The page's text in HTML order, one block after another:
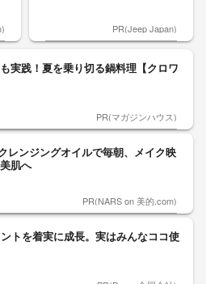
PR(Jeep Japan)
実践！夏を乗り切る鍋料理【クロワ
PR(マガジンハウス)
レンジングオイルで毎朝、メイク映
肌へ
PR(NARS on 美的.com)
トを着実に成長。実はみんなココ使